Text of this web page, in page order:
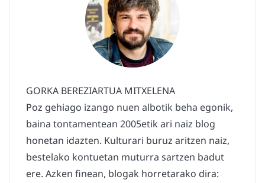
GORKA BEREZIARTUA MITXELENA
Poz gehiago izango nuen albotik beha egonik,
baina tontamentean 2005etik ari naiz blog
honetan idazten. Kulturari buruz aritzen naiz,
bestelako kontuetan muturra sartzen badut
ere. Azken finean, blogak horretarako dira: